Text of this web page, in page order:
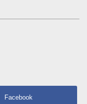
Facebook